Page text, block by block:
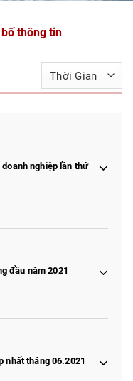
thông tin
nghiệp lần thứ
đầu năm 2021
nhất tháng 06.2021